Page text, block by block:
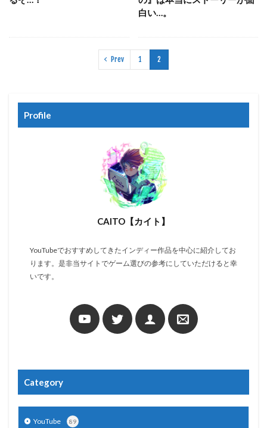
白い…。
Prev 1 2
Profile
CAITO【カイト】
YouTubeでおすすめしてきたインディー作品を中心に紹介してお
ります。是非当サイトでゲーム選びの参考にしていただけると幸
いです。
Category
YouTube 89